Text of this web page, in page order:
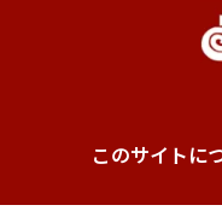
このサイトに